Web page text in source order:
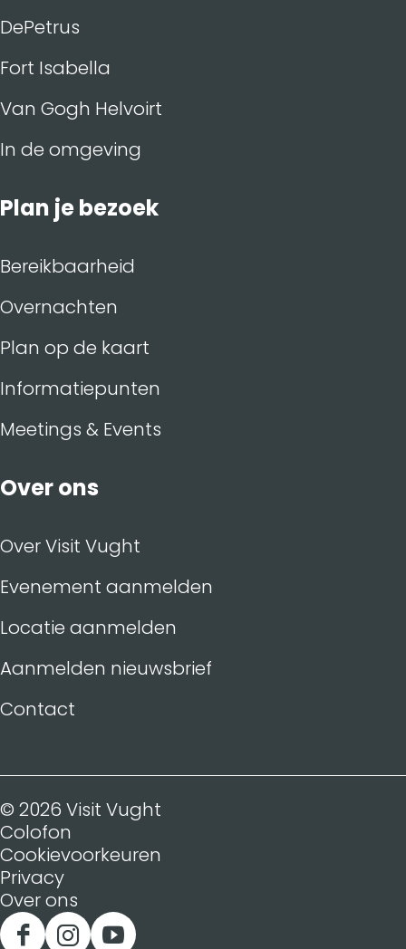
DePetrus
Fort Isabella
Van Gogh Helvoirt
In de omgeving
Plan je bezoek
Bereikbaarheid
Overnachten
Plan op de kaart
Informatiepunten
Meetings & Events
Over ons
Over Visit Vught
Evenement aanmelden
Locatie aanmelden
Aanmelden nieuwsbrief
Contact
© 2026 Visit Vught
Colofon
Cookievoorkeuren
Privacy
Over ons